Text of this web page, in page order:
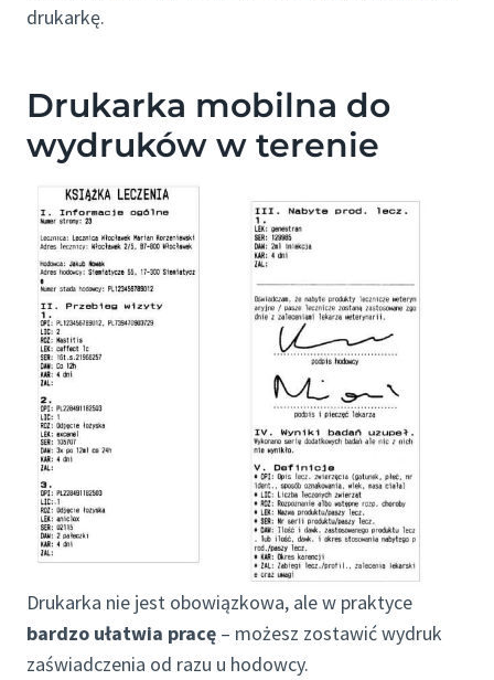
drukarkę.
Drukarka mobilna do
wydruków w terenie
Drukarka nie jest obowiązkowa, ale w praktyce
bardzo ułatwia pracę – możesz zostawić wydruk
zaświadczenia od razu u hodowcy.